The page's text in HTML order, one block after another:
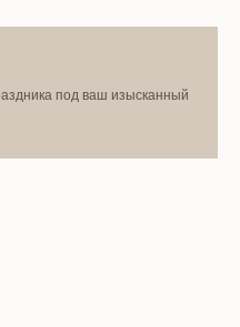
под ваш изысканный